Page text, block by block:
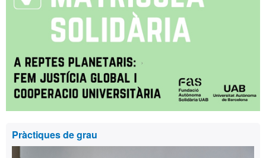
Pràctiques de grau